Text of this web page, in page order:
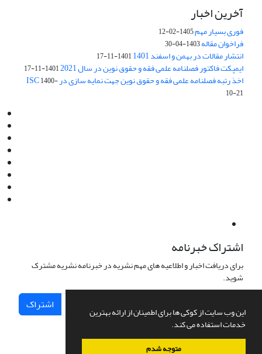
این وب سایت از کوکی ها برای اطمینان از ارائه بهترین
خدمات استفاده می کند.
متوجه شدم
آخرین اخبار
فوری بسیار مهم1405-02-12
فراخوان مقاله1403-04-30
انتشار مقالات در بهمن و اسفند 1401 1401-11-17
ایمپکت فاکتور فصلنامه علمی فقه و حقوق نوین در سال 2021 1401-11-17
اخذ رتبه فصلنامه علمی فقه و حقوق نوین جهت نمایه سازی در ISC1400-
10-21
اشتراک خبرنامه
برای دریافت اخبار و اطلاعیه های مهم نشریه در خبرنامه نشریه مشترک
شوید.
اشتراک